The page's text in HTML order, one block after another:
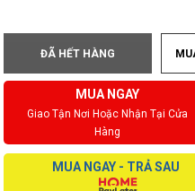
ĐÃ HẾT HÀNG
MUA NGAY
Giao Tận Nơi Hoặc Nhận Tại Cửa
Hàng
MUA NGAY - TRẢ SAU